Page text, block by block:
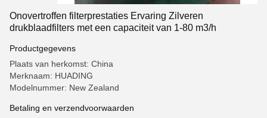
Onovertroffen filterprestaties Ervaring Zilveren
drukblaadfilters met een capaciteit van 1-80 m3/h
Productgegevens
Plaats van herkomst: China
Merknaam: HUADING
Modelnummer: New Zealand
Betaling en verzendvoorwaarden